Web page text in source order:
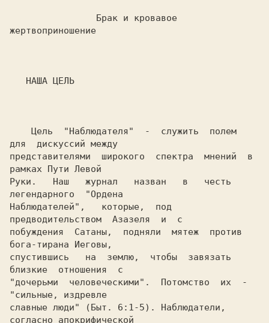
жертвоприношение
для  дискуссий между
представителями  широкого  спектра  мнений  в
рамках Пути Левой
Руки.   Наш   журнал   назван   в   честь
легендарного  "Ордена
Наблюдателей",   которые,  под
предводительством  Азазеля  и  с
побуждения  Сатаны,  подняли  мятеж  против
бога-тирана Иеговы,
спустившись   на  землю,  чтобы  завязать
близкие  отношения  с
"дочерьми  человеческими".  Потомство  их  -
"сильные, издревле
славные люди" (Быт. 6:1-5). Наблюдатели,
согласно апокрифической